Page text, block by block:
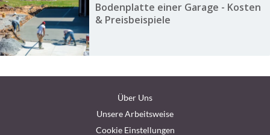
Bodenplatte einer Garage - Kosten
& Preisbeispiele
Über Uns
Unsere Arbeitsweise
Cookie Einstellungen